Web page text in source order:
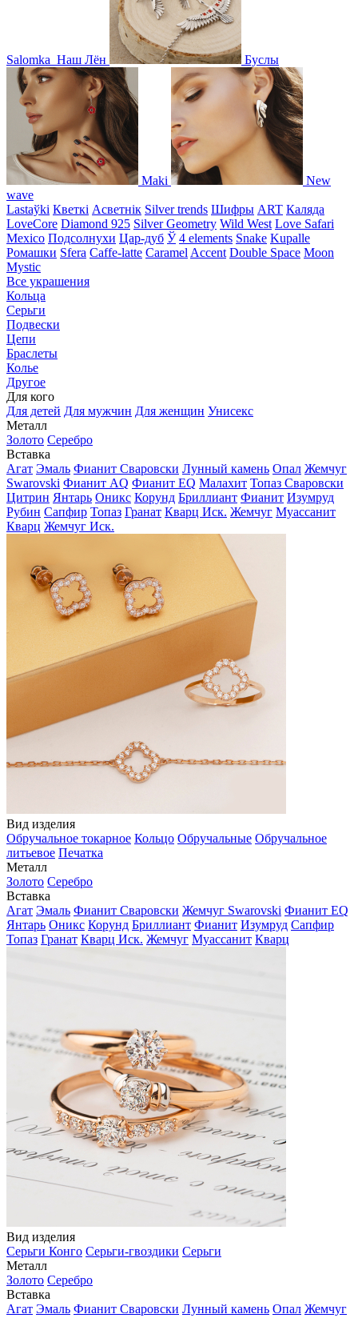
Salomka Наш Лён Буслы
Maki
New
wave
Lastaўki Кветкі Асветнiк Silver trends Шифры ART Каляда
LoveCore Diamond 925 Silver Geometry Wild West Love Safari
Mexico Подсолнухи Цар-дуб Ў 4 elements Snake Kupalle
Ромашки Sfera Caffe-latte Caramel Accent Double Space Moon
Mystic
Все украшения
Кольца
Серьги
Подвески
Цепи
Браслеты
Колье
Другое
Для кого
Для детей Для мужчин Для женщин Унисекс
Металл
Золото Серебро
Вставка
Агат Эмаль Фианит Сваровски Лунный камень Опал Жемчуг
Swarovski Фианит AQ Фианит EQ Малахит Топаз Сваровски
Цитрин Янтарь Оникс Корунд Бриллиант Фианит Изумруд
Рубин Сапфир Топаз Гранат Кварц Иск. Жемчуг Муассанит
Кварц Жемчуг Иск.
Вид изделия
Обручальное токарное Кольцо Обручальные Обручальное
литьевое Печатка
Металл
Золото Серебро
Вставка
Агат Эмаль Фианит Сваровски Жемчуг Swarovski Фианит EQ
Янтарь Оникс Корунд Бриллиант Фианит Изумруд Сапфир
Топаз Гранат Кварц Иск. Жемчуг Муассанит Кварц
Вид изделия
Серьги Конго Серьги-гвоздики Серьги
Металл
Золото Серебро
Вставка
Агат Эмаль Фианит Сваровски Лунный камень Опал Жемчуг